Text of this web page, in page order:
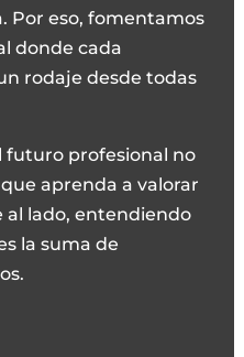
Por eso, fomentamos
donde cada
rodaje desde todas
futuro profesional no
aprenda a valorar
al lado, entendiendo
la suma de